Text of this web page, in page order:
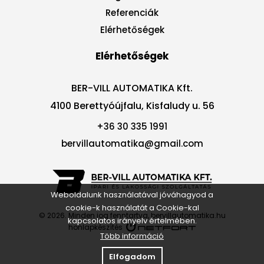
Referenciák
Elérhetőségek
Elérhetőségek
BER-VILL AUTOMATIKA Kft.
4100 Berettyóújfalu, Kisfaludy u. 56
+36 30 335 1991
bervillautomatika@gmail.com
© 2026. Minden jog fenntartva, bervillautomatika.hu
honlapkészítés
Weboldalunk használatával jóváhagyod a
cookie-k használatát a Cookie-kal
kapcsolatos irányelv értelmében.
Több információ
Elfogadom